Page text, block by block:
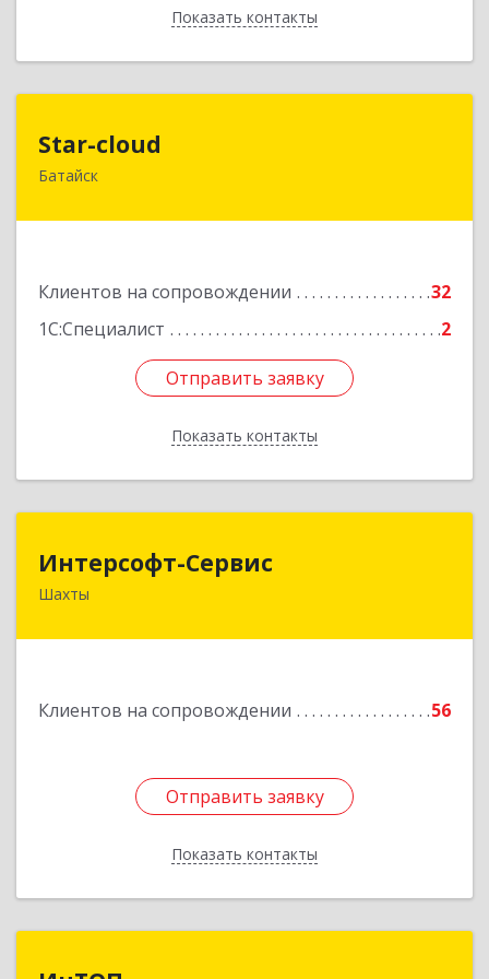
Показать контакты
Назад
Star-cloud
Батайск
Клиентов на сопровождении
32
1С:Специалист
2
Отправить заявку
Показать контакты
346880, Ростовская обл, Батайск г, Фермерская
Отправить заявку
Назад
Интерсофт-Сервис
Шахты
Клиентов на сопровождении 56
Отправить заявку
Показать контакты
346480, Ростовская обл, Шахты г, Советская ул,
Отправить заявку
Назад